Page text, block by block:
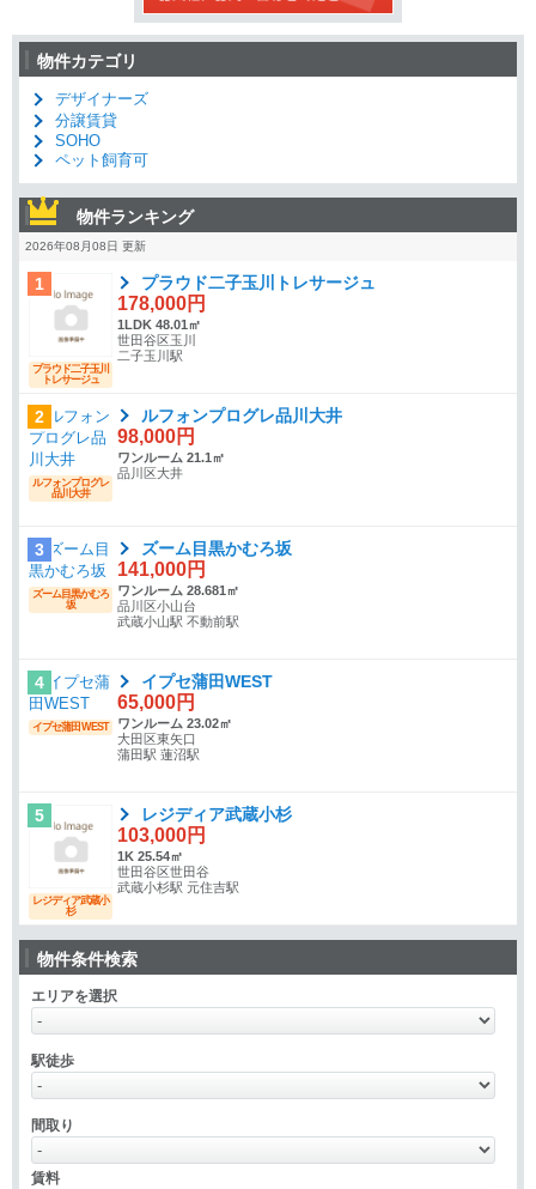
物件カテゴリ
デザイナーズ
分譲賃貸
SOHO
ペット飼育可
物件ランキング
2026年08月08日 更新
1
プラウド二子玉川
トレサージュ
プラウド二子玉川トレサージュ
178,000円
1LDK 48.01㎡
世田谷区玉川
二子玉川駅
2
ルフォンプログレ
品川大井
ルフォンプログレ品川大井
98,000円
ワンルーム 21.1㎡
品川区大井
3
ズーム目黒かむろ
坂
ズーム目黒かむろ坂
141,000円
ワンルーム 28.681㎡
品川区小山台
武蔵小山駅 不動前駅
4
イプセ蒲田WEST
イプセ蒲田WEST
65,000円
ワンルーム 23.02㎡
大田区東矢口
蒲田駅 蓮沼駅
5
レジディア武蔵小
杉
レジディア武蔵小杉
103,000円
1K 25.54㎡
世田谷区世田谷
武蔵小杉駅 元住吉駅
物件条件検索
エリアを選択
駅徒歩
間取り
賃料